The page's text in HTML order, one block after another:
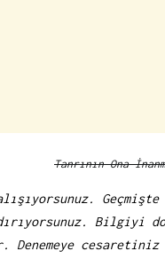
Tanrının Ona
Bilgiyi
Denemeye